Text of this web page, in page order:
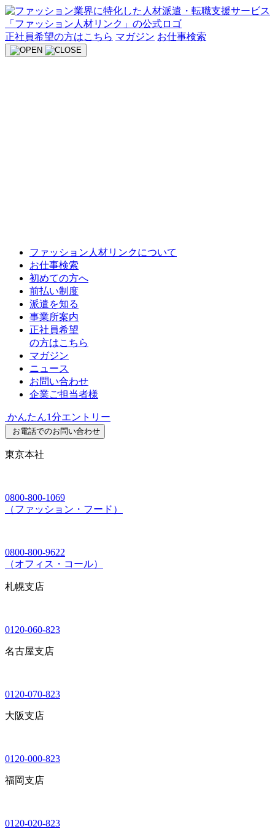
Skip
to
content
正社員希望の方はこちら マガジン お仕事検索
ファッション人材リンクについて
お仕事検索
初めての方へ
前払い制度
派遣を知る
事業所案内
正社員希望
の方はこちら
マガジン
ニュース
お問い合わせ
企業ご担当者様
かんたん1分エントリー
お電話でのお問い合わせ
東京本社
0800-800-1069
（ファッション・フード）
0800-800-9622
（オフィス・コール）
札幌支店
0120-060-823
名古屋支店
0120-070-823
大阪支店
0120-000-823
福岡支店
0120-020-823